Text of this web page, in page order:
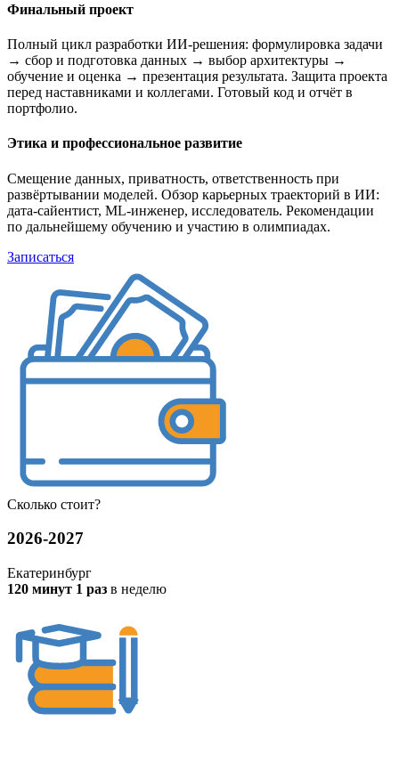
Финальный проект
Полный цикл разработки ИИ-решения: формулировка задачи
→ сбор и подготовка данных → выбор архитектуры →
обучение и оценка → презентация результата. Защита проекта
перед наставниками и коллегами. Готовый код и отчёт в
портфолио.
Этика и профессиональное развитие
Смещение данных, приватность, ответственность при
развёртывании моделей. Обзор карьерных траекторий в ИИ:
дата-сайентист, ML-инженер, исследователь. Рекомендации
по дальнейшему обучению и участию в олимпиадах.
Записаться
Сколько стоит?
2026-2027
Екатеринбург
120 минут 1 раз в неделю